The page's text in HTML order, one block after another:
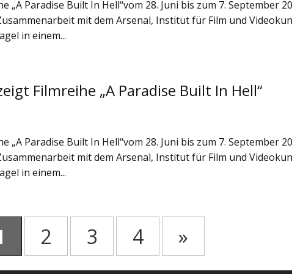
Paradise Built In Hell“vom 28. Juni bis zum 7. September
mit dem Arsenal, Institut für Film und
in einem...
Filmreihe „A Paradise Built In Hell“
Paradise Built In Hell“vom 28. Juni bis zum 7. September
mit dem Arsenal, Institut für Film und
in einem...
2 3 4 »